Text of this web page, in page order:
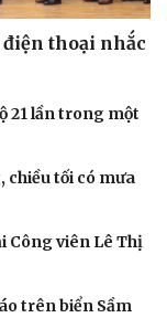
điện thoại nhắc
21 lần trong một
chiều tối có mưa
Công viên Lê Thị
trên biển Sầm